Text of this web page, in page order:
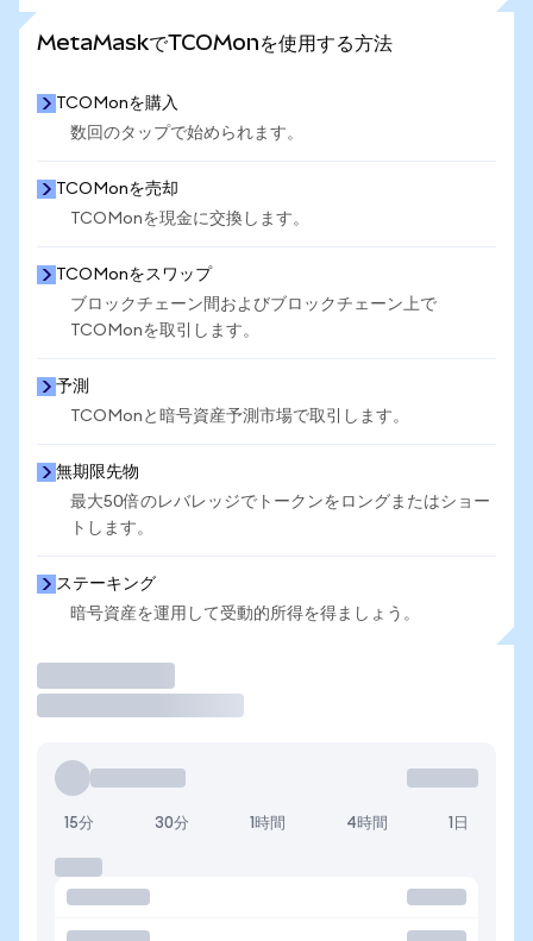
MetaMaskでTCOMonを使用する方法
TCOMonを購入
数回のタップで始められます。
TCOMonを売却
TCOMonを現金に交換します。
TCOMonをスワップ
ブロックチェーン間およびブロックチェーン上で
TCOMonを取引します。
予測
TCOMonと暗号資産予測市場で取引します。
無期限先物
最大50倍のレバレッジでトークンをロングまたはショー
トします。
ステーキング
暗号資産を運用して受動的所得を得ましょう。
15分 30分 1時間 4時間 1日